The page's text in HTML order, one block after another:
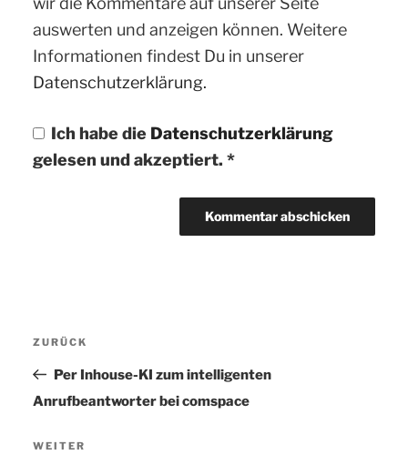
auswerten und anzeigen können. Weitere
Informationen findest Du in unserer
Datenschutzerklärung.
Ich habe die Datenschutzerklärung
gelesen und akzeptiert. *
Vorheriger
Beitrag
ZURÜCK
Per Inhouse-KI zum intelligenten
Anrufbeantworter bei comspace
Nächster
WEITER